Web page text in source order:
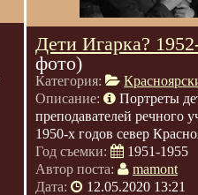
Дети Игарка?
фото)
Категория:
Описание:
Портреты
преподавателей речного
1950-х годов север
Год съемки:
1951-1955
Автор поста:
mamont
Дата:
12.05.2020 13:21